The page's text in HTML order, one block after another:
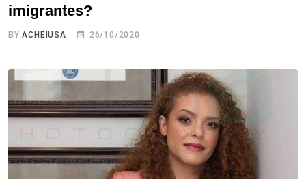
imigrantes?
BYACHEIUSA 26/10/2020